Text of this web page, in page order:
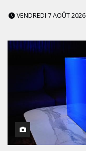
VENDREDI 7 AOÛT 2026